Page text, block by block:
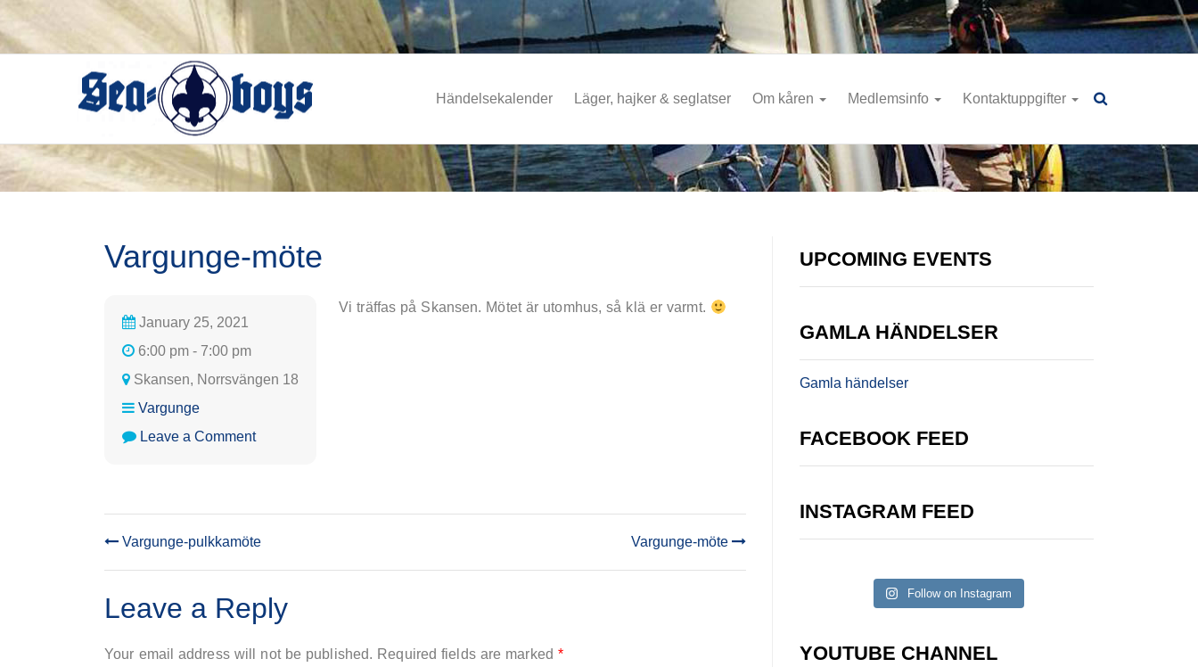
to
content
Händelsekalender Läger, hajker & seglatser Om kåren Medlemsinfo Kontaktuppgifter
Vargunge-möte
January 25, 2021
6:00 pm - 7:00 pm
Skansen, Norrsvängen 18
Vargunge
Leave a Commenton
Vi träffas på Skansen. Mötet är utomhus, så klä er varmt.
POST
NAVIGATION
Vargunge-pulkkamöte Vargunge-möte
Leave a Reply
Your email address will not be published. Required fields are marked *
UPCOMING EVENTS
GAMLA HÄNDELSER
Gamla händelser
FACEBOOK FEED
INSTAGRAM FEED
Follow on Instagram
YOUTUBE CHANNEL